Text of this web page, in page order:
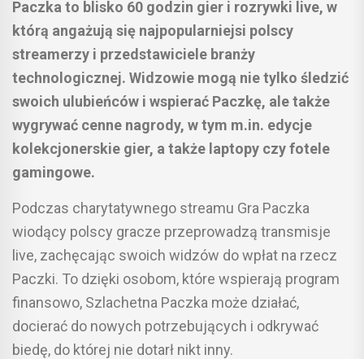
Paczka to blisko 60 godzin gier i rozrywki live, w
którą angażują się najpopularniejsi polscy
streamerzy i przedstawiciele branży
technologicznej. Widzowie mogą nie tylko śledzić
swoich ulubieńców i wspierać Paczkę, ale także
wygrywać cenne nagrody, w tym m.in. edycje
kolekcjonerskie gier, a także laptopy czy fotele
gamingowe.
Podczas charytatywnego streamu Gra Paczka
wiodący polscy gracze przeprowadzą transmisje
live, zachęcając swoich widzów do wpłat na rzecz
Paczki. To dzięki osobom, które wspierają program
finansowo, Szlachetna Paczka może działać,
docierać do nowych potrzebujących i odkrywać
biedę, do której nie dotarł nikt inny.